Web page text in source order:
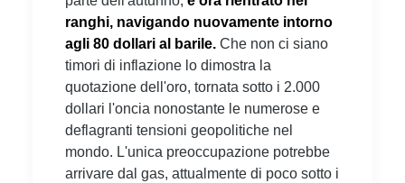
ranghi, navigando nuovamente intorno
agli 80 dollari al barile. Che non ci siano
timori di inflazione lo dimostra la
quotazione dell'oro, tornata sotto i 2.000
dollari l'oncia nonostante le numerose e
deflagranti tensioni geopolitiche nel
mondo. L'unica preoccupazione potrebbe
arrivare dal gas, attualmente di poco sotto i